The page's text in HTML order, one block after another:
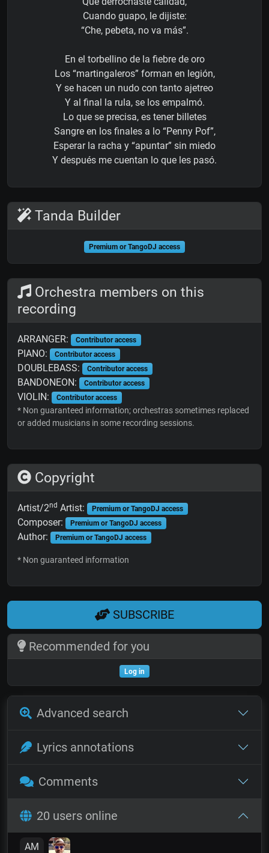
Cuando guapo, le dijiste:
“Che, pebeta, no va más”.
En el torbellino de la fiebre de oro
Los “martingaleros” forman en legión,
Y se hacen un nudo con tanto ajetreo
Y al final la rula, se los empalmó.
Lo que se precisa, es tener billetes
Sangre en los finales a lo “Penny Pof”,
Esperar la racha y “apuntar” sin miedo
Y después me cuentan lo que les pasó.
Tanda Builder
Premium or TangoDJ access
Orchestra members on this
recording
ARRANGER: Contributor access
PIANO: Contributor access
DOUBLEBASS: Contributor access
BANDONEON: Contributor access
VIOLIN: Contributor access
* Non guaranteed information; orchestras sometimes replaced
or added musicians in some recording sessions.
Copyright
Artist/2nd Artist: Premium or TangoDJ access
Composer: Premium or TangoDJ access
Author: Premium or TangoDJ access
* Non guaranteed information
SUBSCRIBE
Recommended for you
Log in
Advanced search
Lyrics annotations
Comments
20 users online
AM